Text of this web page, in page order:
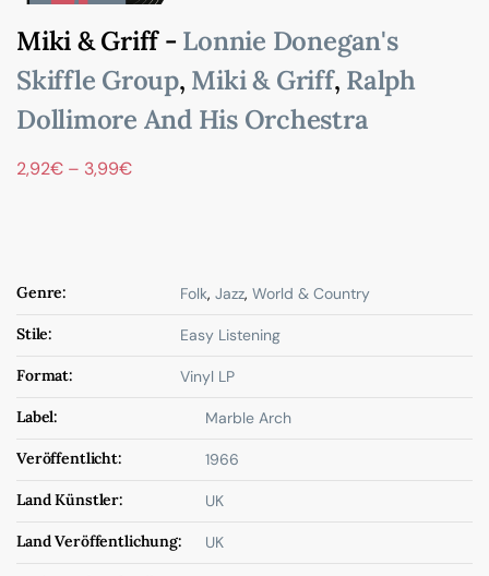
Miki & Griff - Lonnie Donegan's
Skiffle Group, Miki & Griff, Ralph
Dollimore And His Orchestra
2,92€ – 3,99€
Genre: Folk, Jazz, World & Country
Stile: Easy Listening
Format: Vinyl LP
Label: Marble Arch
Veröffentlicht: 1966
Land Künstler: UK
Land Veröffentlichung: UK